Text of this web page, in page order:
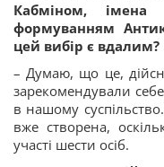
Кабміном, імена
формуванням
цей вибір є вдалим?
– Думаю, що це,
зарекомендували
в нашому
вже створена,
участі шести осіб.